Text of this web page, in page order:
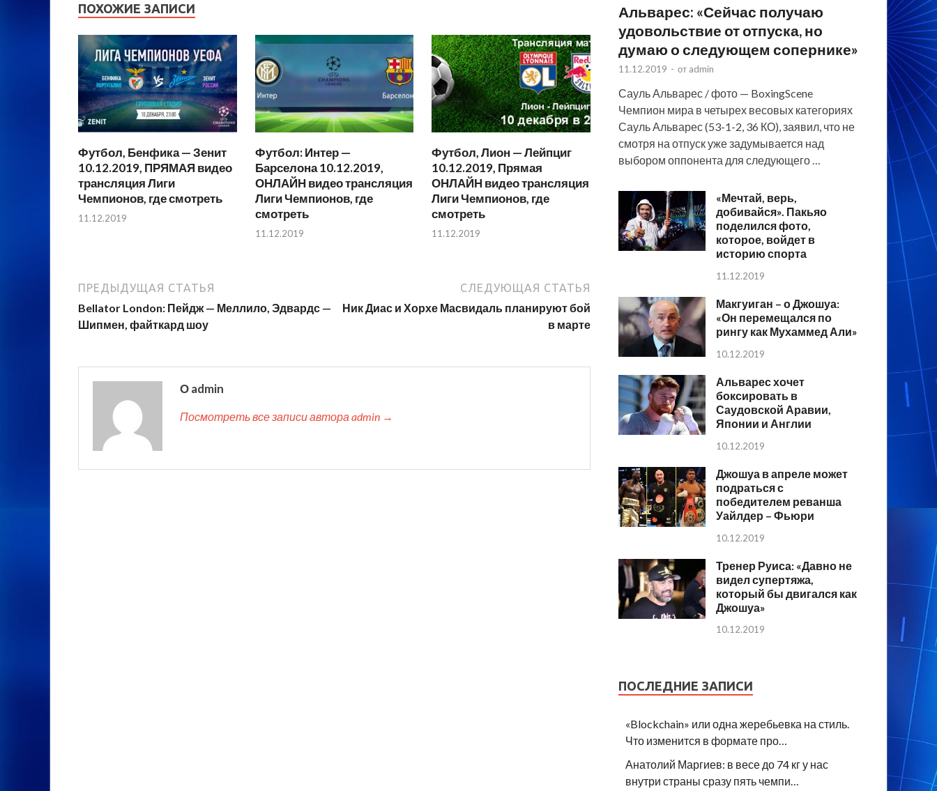
ПОХОЖИЕ ЗАПИСИ
Футбол, Бенфика — Зенит
10.12.2019, ПРЯМАЯ видео
трансляция Лиги
Чемпионов, где смотреть
11.12.2019
Футбол: Интер —
Барселона 10.12.2019,
ОНЛАЙН видео трансляция
Лиги Чемпионов, где
смотреть
11.12.2019
Футбол, Лион — Лейпциг
10.12.2019, Прямая
ОНЛАЙН видео трансляция
Лиги Чемпионов, где
смотреть
11.12.2019
ПРЕДЫДУЩАЯ СТАТЬЯ
Bellator London: Пейдж — Меллило, Эдвардс —
Шипмен, файткард шоу
СЛЕДУЮЩАЯ СТАТЬЯ
Ник Диас и Хорхе Масвидаль планируют бой
в марте
О admin
Посмотреть все записи автора admin →
Альварес: «Сейчас получаю
удовольствие от отпуска, но
думаю о следующем сопернике»
11.12.2019 - от admin
Сауль Альварес / фото — BoxingScene
Чемпион мира в четырех весовых категориях
Сауль Альварес (53-1-2, 36 КО), заявил, что не
смотря на отпуск уже задумывается над
выбором оппонента для следующего …
«Мечтай, верь,
добивайся». Пакьяо
поделился фото,
которое, войдет в
историю спорта
11.12.2019
Макгуиган – о Джошуа:
«Он перемещался по
рингу как Мухаммед Али»
10.12.2019
Альварес хочет
боксировать в
Саудовской Аравии,
Японии и Англии
10.12.2019
Джошуа в апреле может
подраться с
победителем реванша
Уайлдер – Фьюри
10.12.2019
Тренер Руиса: «Давно не
видел супертяжа,
который бы двигался как
Джошуа»
10.12.2019
ПОСЛЕДНИЕ ЗАПИСИ
«Blockchain» или одна жеребьевка на стиль.
Что изменится в формате про…
Анатолий Маргиев: в весе до 74 кг у нас
внутри страны сразу пять чемпи…